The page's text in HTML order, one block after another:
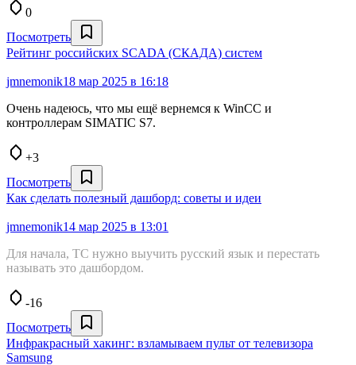
0
Посмотреть
Рейтинг российских SCADA (СКАДА) систем
jmnemonik18 мар 2025 в 16:18
Очень надеюсь, что мы ещё вернемся к WinCC и
контроллерам SIMATIC S7.
+3
Посмотреть
Как сделать полезный дашборд: советы и идеи
jmnemonik14 мар 2025 в 13:01
Для начала, ТС нужно выучить русский язык и перестать
называть это дашбордом.
-16
Посмотреть
Инфракрасный хакинг: взламываем пульт от телевизора
Samsung